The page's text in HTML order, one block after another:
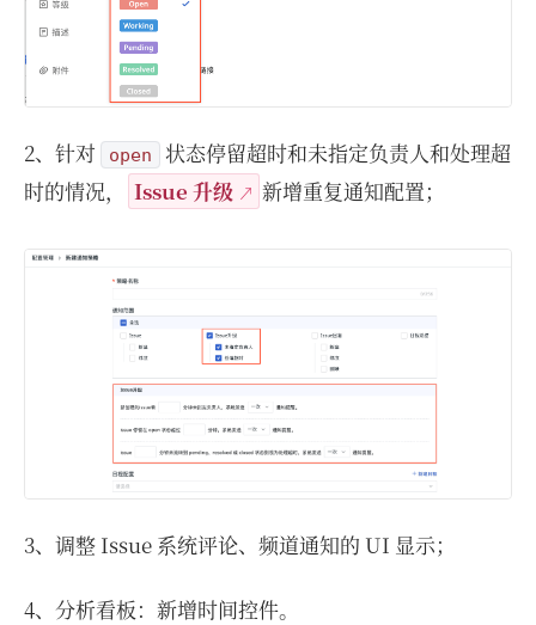
2、针对 open
状态停留超时和未指定负责人和处理超
时的情况，
Issue 升级 新增重复通知配置；
3、调整 Issue 系统评论、频道通知的 UI 显示；
4、分析看板：新增时间控件。